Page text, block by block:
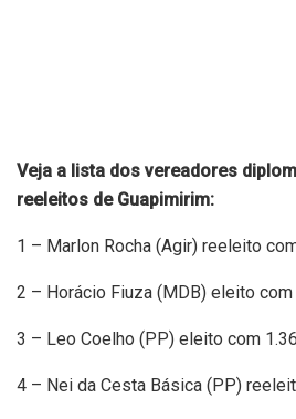
Veja a lista dos vereadores
reeleitos de Guapimirim:
1 – Marlon Rocha (Agir) reeleito
2 – Horácio Fiuza (MDB) eleito
3 – Leo Coelho (PP) eleito com
4 – Nei da Cesta Básica (PP)